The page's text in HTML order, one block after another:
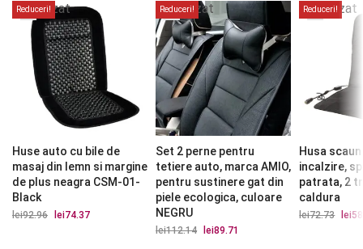
Reduceri!
epuizat
Huse auto cu bile de
masaj din lemn si margine
de plus neagra CSM-01-
Black
lei92.96
Prețul
lei74.37
Reduceri!
epuizat
Set 2 perne pentru
tetiere auto, marca AMIO,
pentru sustinere gat din
piele ecologica, culoare
NEGRU
lei112.14
Prețul
lei89.71
Reduceri!
epuizat
Husa
incalzire,
patrata, 2
caldura
lei72.73 lei